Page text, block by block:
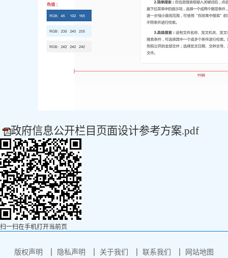
政府信息公开栏目页面设计参考方案.pdf
扫一扫在手机打开当前页
版权声明 隐私声明 关于我们 联系我们 网站地图